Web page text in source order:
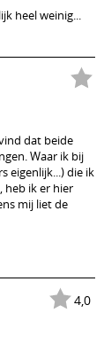
heel weinig...
dat beide
Waar ik bij
eigenlijk...) die ik
heb ik er hier
mij liet de
4,0